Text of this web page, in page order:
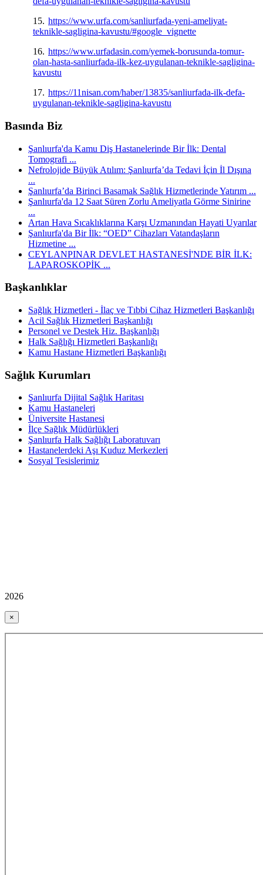
15. https://www.urfa.com/sanliurfada-yeni-ameliyat-
teknikle-sagligina-kavustu/#google_vignette
16. https://www.urfadasin.com/yemek-borusunda-tomur-
olan-hasta-sanliurfada-ilk-kez-uygulanan-teknikle-sagligina-
kavustu
17. https://11nisan.com/haber/13835/sanliurfada-ilk-defa-
uygulanan-teknikle-sagligina-kavustu
Basında Biz
Şanlıurfa'da Kamu Diş Hastanelerinde Bir İlk: Dental
Tomografi ...
Nefrolojide Büyük Atılım: Şanlıurfa’da Tedavi İçin İl Dışına
...
Şanlıurfa’da Birinci Basamak Sağlık Hizmetlerinde Yatırım ...
Şanlıurfa'da 12 Saat Süren Zorlu Ameliyatla Görme Sinirine
...
Artan Hava Sıcaklıklarına Karşı Uzmanından Hayati Uyarılar
Şanlıurfa'da Bir İlk: “OED” Cihazları Vatandaşların
Hizmetine ...
CEYLANPINAR DEVLET HASTANESİ'NDE BİR İLK:
LAPAROSKOPİK ...
Başkanlıklar
Sağlık Hizmetleri - İlaç ve Tıbbi Cihaz Hizmetleri Başkanlığı
Acil Sağlık Hizmetleri Başkanlığı
Personel ve Destek Hiz. Başkanlığı
Halk Sağlığı Hizmetleri Başkanlığı
Kamu Hastane Hizmetleri Başkanlığı
Sağlık Kurumları
Şanlıurfa Dijital Sağlık Haritası
Kamu Hastaneleri
Üniversite Hastanesi
İlçe Sağlık Müdürlükleri
Şanlıurfa Halk Sağlığı Laboratuvarı
Hastanelerdeki Aşı Kuduz Merkezleri
Sosyal Tesislerimiz
2026
×